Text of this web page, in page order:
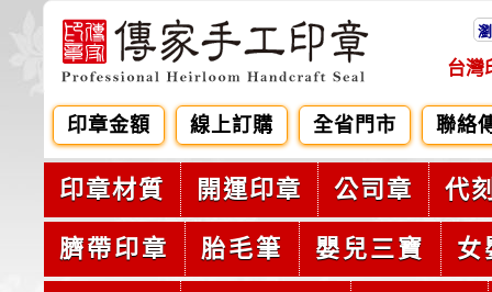
台灣
印章金額 線上訂購 全省門市 聯絡
印章材質 開運印章 公司章 代
臍帶印章 胎毛筆 嬰兒三寶 女